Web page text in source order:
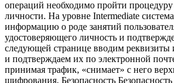
операций необходимо пройти
личности. На уровне Intermediate
информацию о роде занятий
удостоверяющего личность и
следующей странице вводим реквизиты
и подтверждаем их по электронной
принимая трафик, «снимает» с него
шифрования. Безопасность Безопасность